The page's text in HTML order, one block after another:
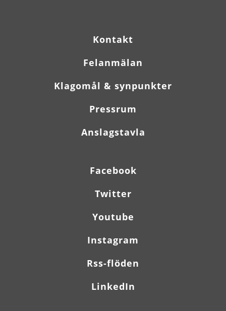
Kontakt
Felanmälan
Klagomål & synpunkter
Pressrum
Anslagstavla
Facebook
Twitter
Youtube
Instagram
Rss-flöden
LinkedIn